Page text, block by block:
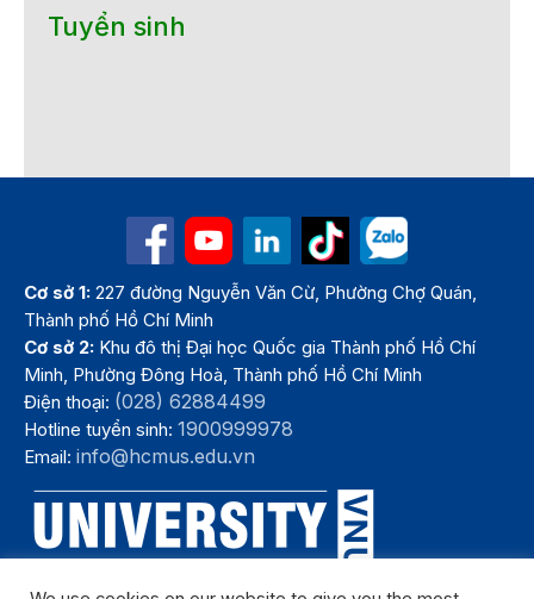
Tuyển sinh
Cơ sở 1: 227 đường Nguyễn Văn Cừ, Phường Chợ Quán,
Thành phố Hồ Chí Minh
Cơ sở 2: Khu đô thị Đại học Quốc gia Thành phố Hồ Chí
Minh, Phường Đông Hoà, Thành phố Hồ Chí Minh
Điện thoại: (028) 62884499
Hotline tuyển sinh:1900999978
Email:info@hcmus.edu.vn